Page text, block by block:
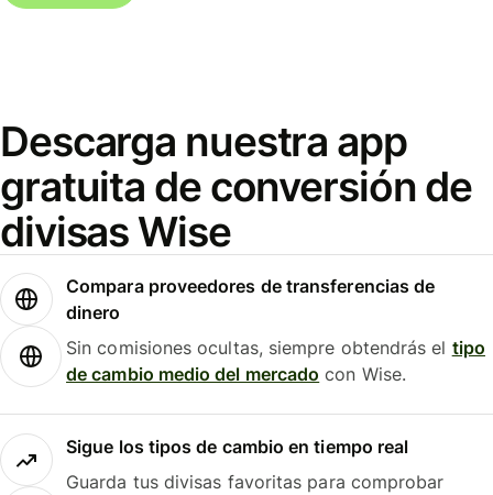
Descarga nuestra app
gratuita de conversión de
divisas Wise
Compara proveedores de transferencias de
dinero
Sin comisiones ocultas, siempre obtendrás el tipo
de cambio medio del mercado con Wise.
Sigue los tipos de cambio en tiempo real
Guarda tus divisas favoritas para comprobar